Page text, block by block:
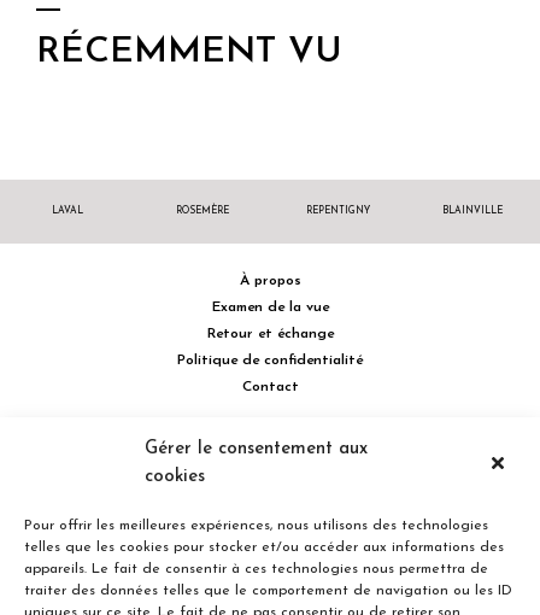
Gérer le consentement aux
cookies
Pour offrir les meilleures expériences, nous utilisons des technologies
telles que les cookies pour stocker et/ou accéder aux informations des
appareils. Le fait de consentir à ces technologies nous permettra de
traiter des données telles que le comportement de navigation ou les ID
RÉCEMMENT VU
LAVAL ROSEMÈRE REPENTIGNY BLAINVILLE
À propos
Examen de la vue
Retour et échange
Politique de confidentialité
Contact
514 732.0222
Concorde Est, Laval, Québec H7G 2E4 Canada